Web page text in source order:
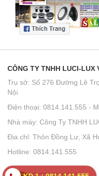
CÔNG TY TNHH LUCI-LUX
Trụ sở: Số 276 Đường Lê
Nội
Điện thoại: 0814.141.555 -
Nhà máy: Công Ty TNHH
Địa chỉ: Thôn Đồng Lư, Xã
Hotline: 0814.141.555